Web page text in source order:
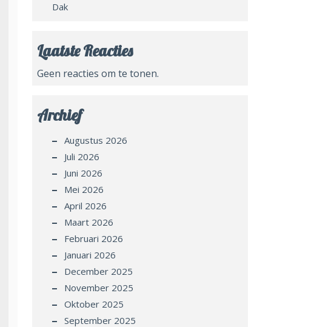
Dak
Laatste Reacties
Geen reacties om te tonen.
Archief
Augustus 2026
Juli 2026
Juni 2026
Mei 2026
April 2026
Maart 2026
Februari 2026
Januari 2026
December 2025
November 2025
Oktober 2025
September 2025